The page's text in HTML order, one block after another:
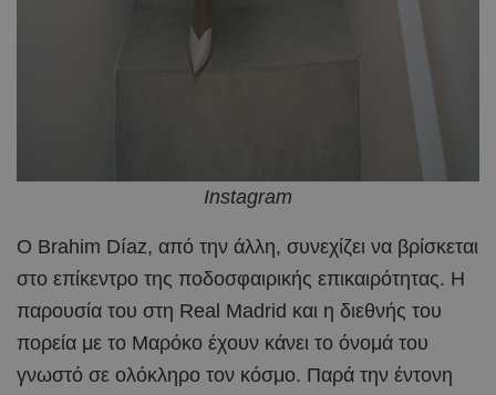
Instagram
Ο Brahim Díaz, από την άλλη, συνεχίζει να βρίσκεται
στο επίκεντρο της ποδοσφαιρικής επικαιρότητας. Η
παρουσία του στη Real Madrid και η διεθνής του
πορεία με το Μαρόκο έχουν κάνει το όνομά του
γνωστό σε ολόκληρο τον κόσμο. Παρά την έντονη